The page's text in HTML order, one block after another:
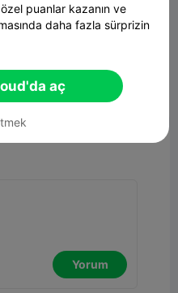
 1
Yorum
puanlar kazanın ve
daha fazla sürprizin
aç